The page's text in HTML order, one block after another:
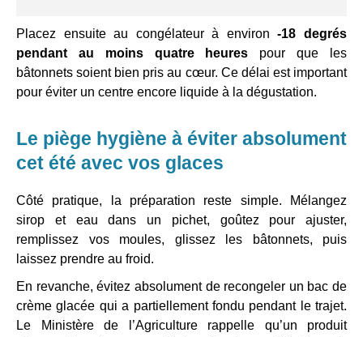
Placez ensuite au congélateur à environ-18 degrés
pendant au moins quatre heures pour que les
bâtonnets soient bien pris au cœur. Ce délai est important
pour éviter un centre encore liquide à la dégustation.
Le piège hygiène à éviter absolument
cet été avec vos glaces
Côté pratique, la préparation reste simple. Mélangez
sirop et eau dans un pichet, goûtez pour ajuster,
remplissez vos moules, glissez les bâtonnets, puis
laissez prendre au froid.
En revanche, évitez absolument de recongeler un bac de
crème glacée qui a partiellement fondu pendant le trajet.
Le Ministère de l’Agriculture rappelle qu’un produit